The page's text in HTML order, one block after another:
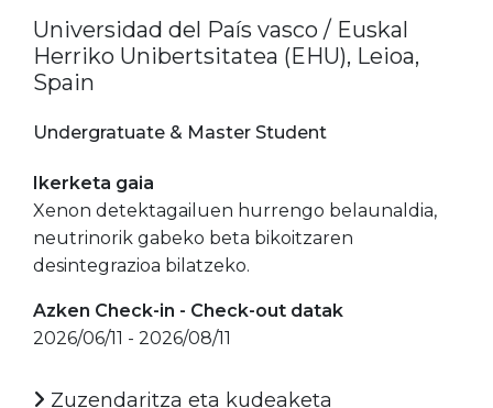
Universidad del País vasco / Euskal
Herriko Unibertsitatea (EHU), Leioa,
Spain
Undergratuate & Master Student
Ikerketa gaia
Xenon detektagailuen hurrengo belaunaldia,
neutrinorik gabeko beta bikoitzaren
desintegrazioa bilatzeko.
Azken Check-in - Check-out datak
2026/06/11 - 2026/08/11
Zuzendaritza eta kudeaketa